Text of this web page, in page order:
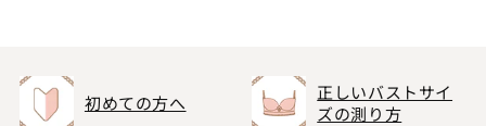
初めての方へ
正しいバストサイ
ズの測り方